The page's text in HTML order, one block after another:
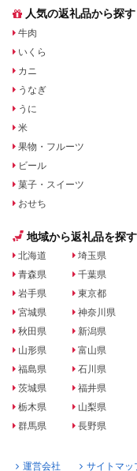
人気の返礼品から探す
牛肉
いくら
カニ
うなぎ
うに
米
果物・フルーツ
ビール
菓子・スイーツ
おせち
地域から返礼品を探す
北海道
青森県
岩手県
宮城県
秋田県
山形県
福島県
茨城県
栃木県
群馬県
埼玉県
千葉県
東京都
神奈川県
新潟県
富山県
石川県
福井県
山梨県
長野県
運営会社 サイトマッ